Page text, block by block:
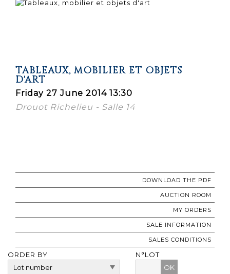
TABLEAUX, MOBILIER ET OBJETS
D'ART
Friday 27 June 2014 13:30
Drouot Richelieu - Salle 14
DOWNLOAD THE PDF
AUCTION ROOM
MY ORDERS
SALE INFORMATION
SALES CONDITIONS
ORDER BY
N°LOT
OK